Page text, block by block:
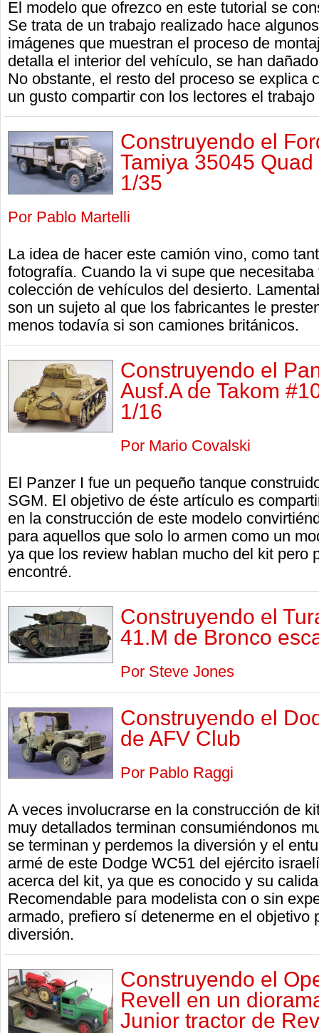
El modelo que ofrezco en este tutorial se
Se trata de un trabajo realizado hace
imágenes que muestran el proceso de
detalla el interior del vehículo, se han
No obstante, el resto del proceso se explica
un gusto compartir con los lectores el
Construyendo el
Tamiya 35045
1/35
Por Pablo Martelli
La idea de hacer este camión vino, como
fotografía. Cuando la vi supe que
colección de vehículos del desierto.
son un sujeto al que los fabricantes le
menos todavía si son camiones británicos.
Construyendo el
Ausf.A de Takom
1/16
Por Mario Covalski
El Panzer I fue un pequeño tanque
SGM. El objetivo de éste artículo es
en la construcción de este modelo
para aquellos que solo lo armen como un
ya que los review hablan mucho del kit pero
encontré.
Construyendo el
41.M de Bronco
Por Steve Jones
Construyendo el
de AFV Club
Por Pablo Raggi
A veces involucrarse en la construcción de
muy detallados terminan consumiéndonos
se terminan y perdemos la diversión y el
armé de este Dodge WC51 del ejército
acerca del kit, ya que es conocido y su
Recomendable para modelista con o sin
armado, prefiero sí detenerme en el objetivo
diversión.
Construyendo el
Revell en un
Junior tractor de